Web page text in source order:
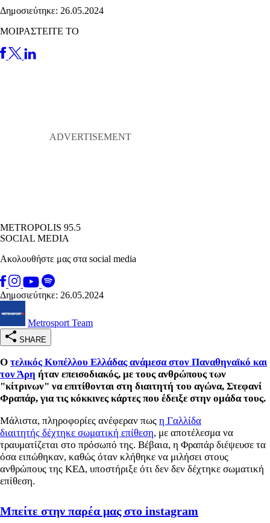
Δημοσιεύτηκε: 26.05.2024
ΜΟΙΡΑΣΤΕΙΤΕ ΤΟ
METROPOLIS 95.5
SOCIAL MEDIA
Ακολουθήστε μας στα social media
Δημοσιεύτηκε: 26.05.2024
Metrosport Team
SHARE
Ο τελικός Κυπέλλου Ελλάδας ανάμεσα στον Παναθηναϊκό και
τον Άρη ήταν επεισοδιακός, με τους ανθρώπους των
"κίτρινων" να επιτίθονται στη διαιτητή του αγώνα, Στεφανί
Φραπάρ, για τις κόκκινες κάρτες που έδειξε στην ομάδα τους.
Μάλιστα, πληροφορίες ανέφεραν πως η Γαλλίδα
διαιτητής δέχτηκε σωματική επίθεση, με αποτέλεσμα να
τραυματίζεται στο πρόσωπό της. Βέβαια, η Φραπάρ διέψευσε τα
όσα ειπώθηκαν, καθώς όταν κλήθηκε να μιλήσει στους
ανθρώπους της ΚΕΔ, υποστήριξε ότι δεν δεν δέχτηκε σωματική
επίθεση.
Μπείτε στην παρέα μας στο instagram